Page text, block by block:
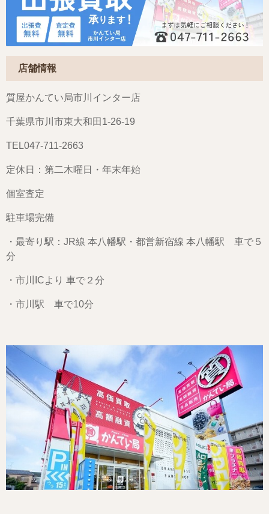
店舗情報
質屋かんてい局市川インター店
千葉県市川市東大和田1-26-19
TEL047-711-2663
定休日：第二木曜日・年末年始
個室査定
駐車場完備
・最寄り駅：JR線 本八幡駅・都営新宿線 本八幡駅 車で５
分
・市川ICより 車で２分
・市川駅 車で10分